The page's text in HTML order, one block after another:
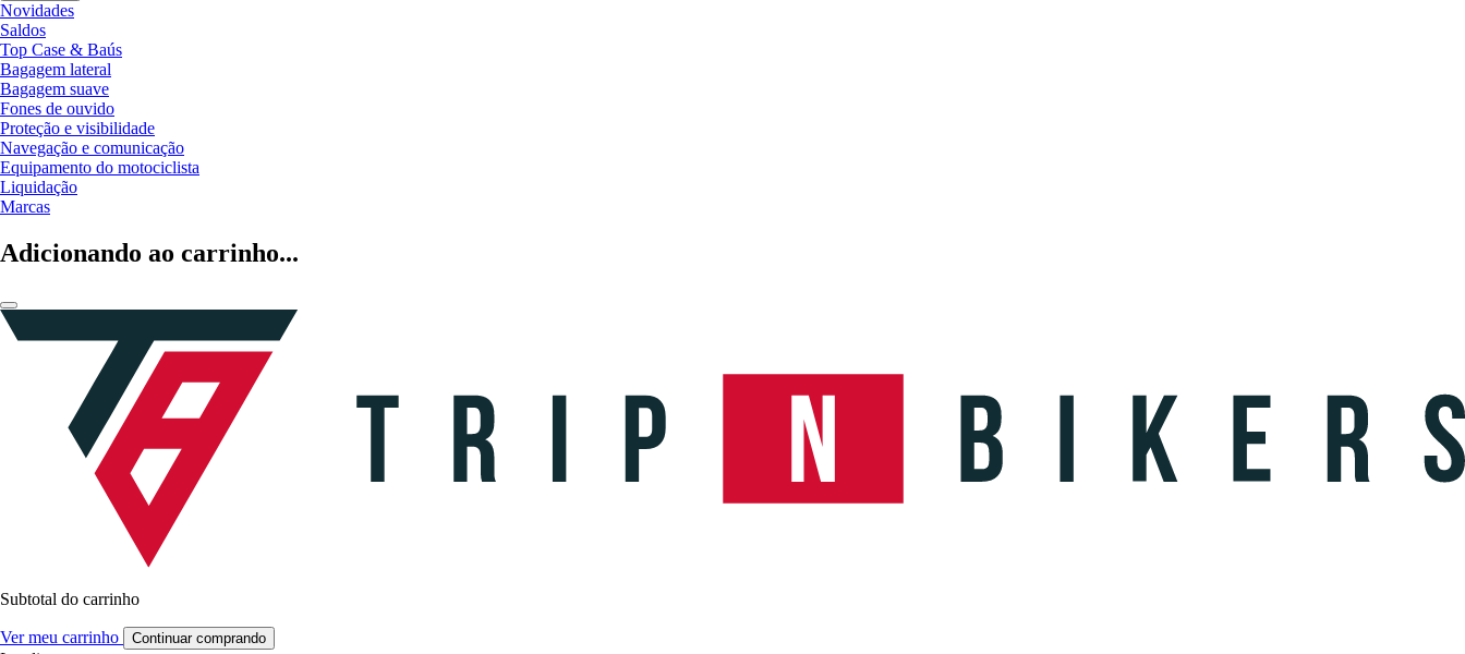
Novidades
Saldos
Top Case & Baús
Bagagem lateral
Bagagem suave
Fones de ouvido
Proteção e visibilidade
Navegação e comunicação
Equipamento do motociclista
Liquidação
Marcas
Adicionando ao carrinho...
Subtotal do carrinho
Ver meu carrinho Continuar comprando